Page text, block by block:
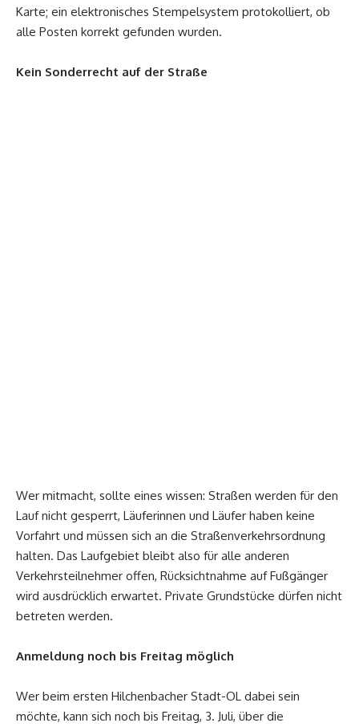
Karte; ein elektronisches Stempelsystem protokolliert, ob
alle Posten korrekt gefunden wurden.
Kein Sonderrecht auf der Straße
Wer mitmacht, sollte eines wissen: Straßen werden für den
Lauf nicht gesperrt, Läuferinnen und Läufer haben keine
Vorfahrt und müssen sich an die Straßenverkehrsordnung
halten. Das Laufgebiet bleibt also für alle anderen
Verkehrsteilnehmer offen, Rücksichtnahme auf Fußgänger
wird ausdrücklich erwartet. Private Grundstücke dürfen nicht
betreten werden.
Anmeldung noch bis Freitag möglich
Wer beim ersten Hilchenbacher Stadt-OL dabei sein
möchte, kann sich noch bis Freitag, 3. Juli, über die